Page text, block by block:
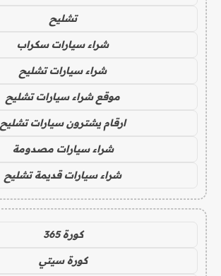
تشليح
شراء سيارات سكراب
شراء سيارات تشليح
موقع شراء سيارات تشليح
ارقام يشترون سيارات تشليح
شراء سيارات مصدومة
شراء سيارات قديمة تشليح
كورة 365
كورة سيتي